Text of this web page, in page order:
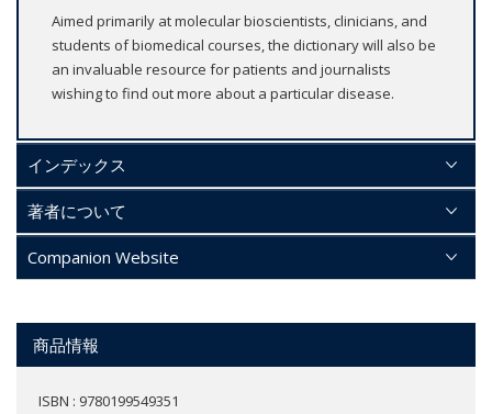
Aimed primarily at molecular bioscientists, clinicians, and
students of biomedical courses, the dictionary will also be
an invaluable resource for patients and journalists
wishing to find out more about a particular disease.
インデックス
著者について
Companion Website
商品情報
ISBN : 9780199549351